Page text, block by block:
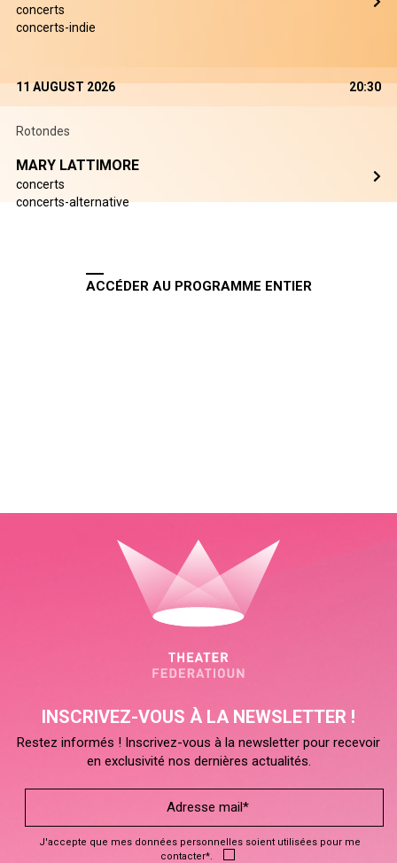
concerts
concerts-indie
11 AUGUST 2026 20:30
Rotondes
MARY LATTIMORE
concerts
concerts-alternative
ACCÉDER AU PROGRAMME ENTIER
INSCRIVEZ-VOUS À LA NEWSLETTER !
Restez informés ! Inscrivez-vous à la newsletter pour recevoir
en exclusivité nos dernières actualités.
J'accepte que mes données personnelles soient utilisées pour me
contacter*.